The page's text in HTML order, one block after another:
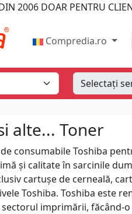
2006 DOAR PENTRU
Compredia.ro
alte... Toner
consumabile Toshiba
și calitate în sarcinile
cartușe de cerneală,
Toshiba. Toshiba este
imprimării, făcând-